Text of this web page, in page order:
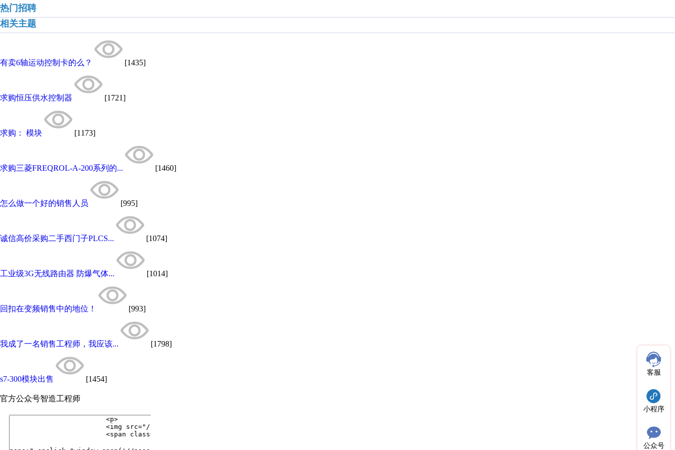
热门招聘
相关主题
有卖6轴运动控制卡的么？ [1435]
求购恒压供水控制器 [1721]
求购： 模块 [1173]
求购三菱FREQROL-A-200系列的... [1460]
怎么做一个好的销售人员 [995]
诚信高价采购二手西门子PLCS... [1074]
工业级3G无线路由器 防爆气体... [1014]
回扣在变频销售中的地位！ [993]
我成了一名销售工程师，我应该... [1798]
s7-300模块出售 [1454]
官方公众号智造工程师
客服
小程序
公众号